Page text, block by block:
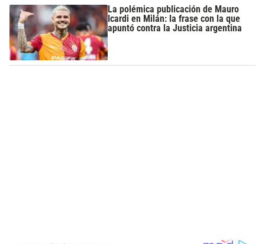
La polémica publicación de Mauro
Icardi en Milán: la frase con la que
apuntó contra la Justicia argentina